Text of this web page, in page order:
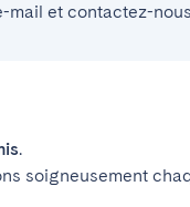
mail et contactez-
.
soigneusement